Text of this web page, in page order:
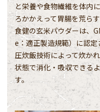
と栄養や食物繊維を体内
ろかかえって胃腸を荒ら
食健の玄米パウダーは、
e：適正製造規範）に認
圧炊飯技術によって炊か
状態で消化・吸収できる
す。